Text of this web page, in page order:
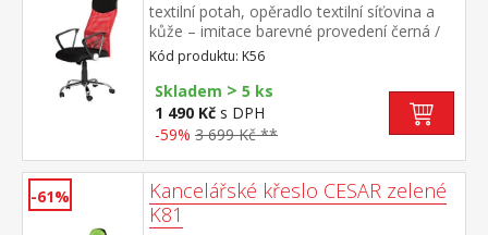
textilní potah, opěradlo textilní síťovina a
kůže – imitace barevné provedení černá /
červená chromovaný kříž, houpací
mechanismus výška sedu 45-51
cm doporučená nosnost do 120 kg
Kód produktu: K56
Skladem > 5 ks
1 490 Kč s DPH
-59% 3 699 Kč **
-61%
Kancelářské křeslo CESAR zelené
K81